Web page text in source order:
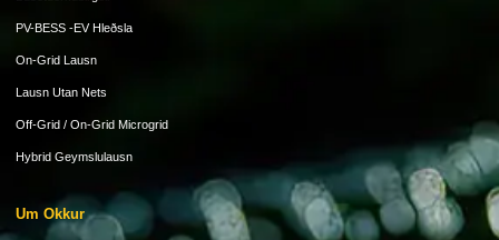
PV-BESS -EV Hleðsla
On-Grid Lausn
Lausn Utan Nets
Off-Grid / On-Grid Microgrid
Hybrid Geymslulausn
Um Okkur